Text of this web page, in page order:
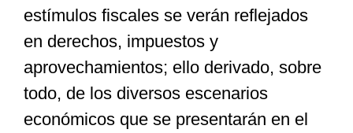
estímulos fiscales se verán reflejados
en derechos, impuestos y
aprovechamientos; ello derivado, sobre
todo, de los diversos escenarios
económicos que se presentarán en el